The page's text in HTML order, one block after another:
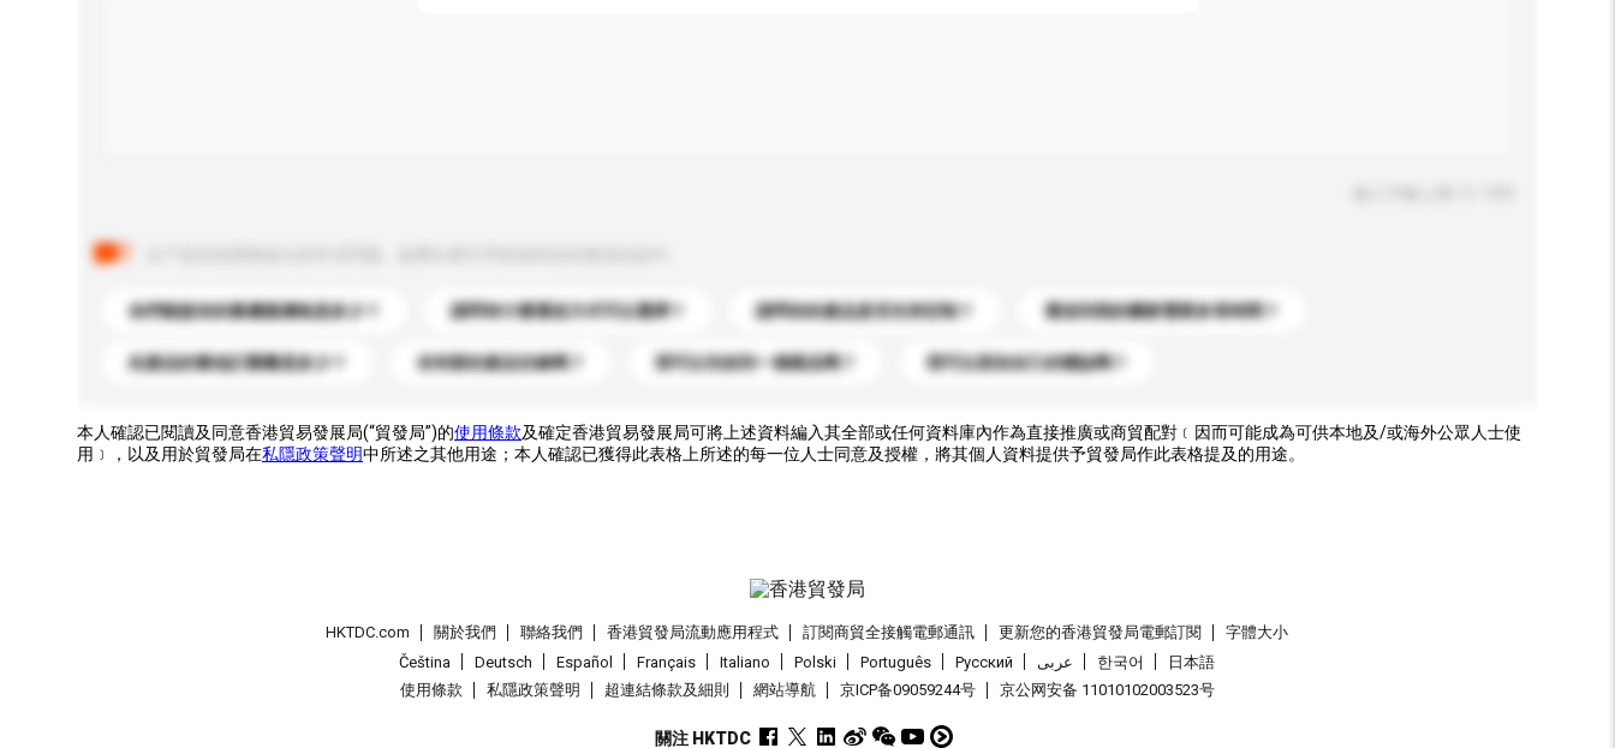
你們能提供的最優惠價格是多少？ 請問有什麼運送方式可以選擇？ 請問你的產品是否支持定制？ 運送到我的國家需要多長時間？
此產品的最低訂購量是多少？ 你有新的產品目錄嗎？ 我可以先收到一個樣品嗎？ 我可以添加自己的標誌嗎？
本人確認已閱讀及同意香港貿易發展局(“貿發局”)的使用條款及確定香港貿易發展局可將上述資料編入其全部或任何資料庫內作為直接推廣或商貿配對﹝因而可能成為可供本地及/或海外公眾人士使
用﹞，以及用於貿發局在私隱政策聲明中所述之其他用途；本人確認已獲得此表格上所述的每一位人士同意及授權，將其個人資料提供予貿發局作此表格提及的用途。
HKTDC.com 關於我們 聯絡我們 香港貿發局流動應用程式 訂閱商貿全接觸電郵通訊 更新您的香港貿發局電郵訂閱
字體大小
Čeština
Deutsch Español Français Italiano Polski Português Pусский عربى 한국어
日本語
使用條款
私隱政策聲明 超連結條款及細則 網站導航 京ICP备09059244号 京公网安备 11010102003523号
關注 HKTDC